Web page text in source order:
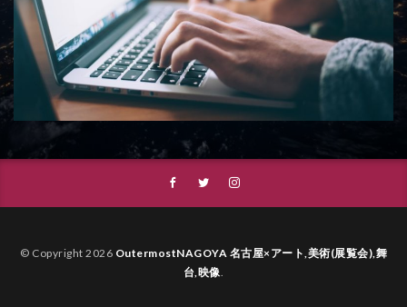
© Copyright 2026 OutermostNAGOYA 名古屋×アート,美術(展覧会),舞
台,映像.